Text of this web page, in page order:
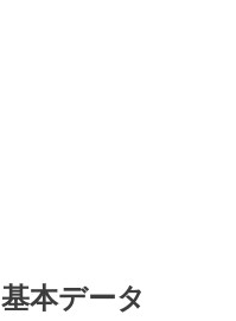
基本データ